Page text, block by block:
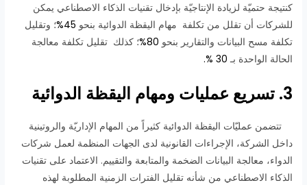
كنتيجة حتميّة لزيادة الإنتاجيّة بإدخال تقنيات الذكاء الاصطناعي يمكن
للشركات أن تقلل من تكلفة مهام اليقظة الدوائية بنحو 45%
؛ وتقليل
تكلفة مسح البيانات والتقارير بنحو 80% ؛ كذلك تقليل تكلفة معالجة
الحالة الواحدة بـ 30 %.
3. تسريع عمليات ومهام اليقظة الدوائية
تتضمن عمليّات اليقظة الدوائية كثيراً من المهام الإداريّة والروتينية
داخل الشركة، الإجراءات القانونية لدى الجهات المنظمة لعمل شركات
الدواء، معالجة البيانات الضخمة والمتابعة والتقييم. الاعتماد على تقنيات
الذكاء الاصطناعي من شأنه تقليل الفترات الزمنية المطلوبة لهذه